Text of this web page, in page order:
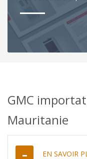
GMC
Mauritanie
EN SAVOIR